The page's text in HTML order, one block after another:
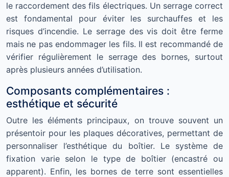
le raccordement des fils électriques. Un serrage correct
est fondamental pour éviter les surchauffes et les
risques d’incendie. Le serrage des vis doit être ferme
mais ne pas endommager les fils. Il est recommandé de
vérifier régulièrement le serrage des bornes, surtout
après plusieurs années d’utilisation.
Composants complémentaires :
esthétique et sécurité
Outre les éléments principaux, on trouve souvent un
présentoir pour les plaques décoratives, permettant de
personnaliser l’esthétique du boîtier. Le système de
fixation varie selon le type de boîtier (encastré ou
apparent). Enfin, les bornes de terre sont essentielles